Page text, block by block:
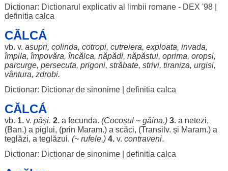
Dictionar: Dictionarul explicativ al limbii romane - DEX '98|
definitia calca
CĂLCÁ
vb. v. asupri, colinda, cotropi, cutreiera, exploata, invada,
împila, împovăra, încălca, năpădi, năpăstui, oprima, oropsi,
parcurge, persecuta, prigoni, străbate, strivi, tiraniza, urgisi,
vântura, zdrobi.
Dictionar: Dictionar de sinonime| definitia calca
CĂLCÁ
vb. 1.v. păși. 2.a fecunda. (Cocoșul~ găina.) 3.a netezi,
(Ban.) a piglui, (prin Maram.) a scăci, (Transilv. și Maram.) a
teglăzi, a teglăzui. (~ rufele.) 4.v. contraveni.
Dictionar: Dictionar de sinonime| definitia calca